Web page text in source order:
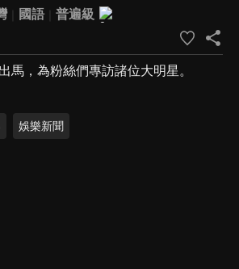
國語
普遍級
馬，為粉絲們專訪諸位大明星。
娛樂新聞